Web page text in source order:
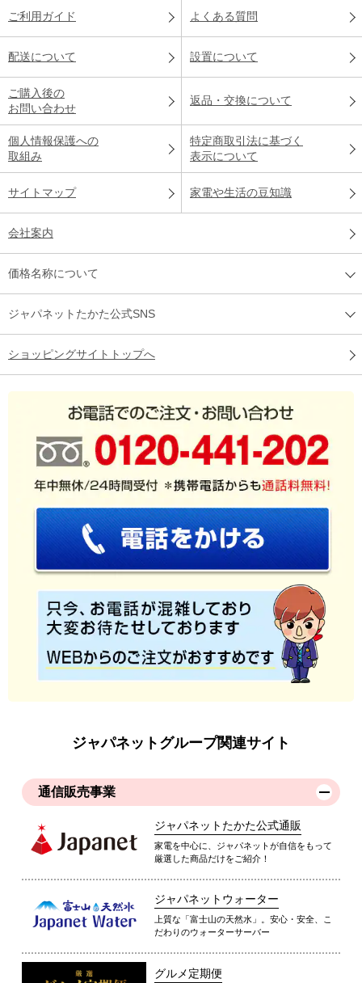
ご利用ガイド よくある質問
配送について 設置について
ご購入後の
お問い合わせ
返品・交換について
個人情報保護への
取組み
特定商取引法に基づく
表示について
サイトマップ 家電や生活の豆知識
会社案内
価格名称について
ジャパネットたかた公式SNS
ショッピングサイトトップへ
ジャパネットグループ関連サイト
通信販売事業
ジャパネットたかた公式通販
家電を中心に、ジャパネットが自信をもって
厳選した商品だけをご紹介！
ジャパネットウォーター
上質な「富士山の天然水」。安心・安全、こ
だわりのウォーターサーバー
グルメ定期便